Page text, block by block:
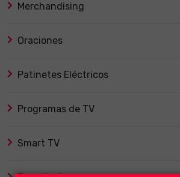
Merchandising
Oraciones
Patinetes Eléctricos
Programas de TV
Smart TV